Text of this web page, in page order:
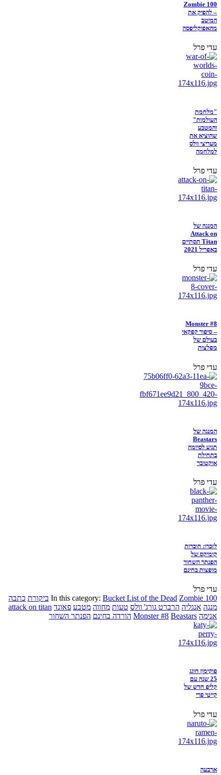
Zombie 100
– להפיק את
המיטב
מהאפוקליפסה
עדי פרל
"מלחמת
העולמות"
והמטבע
שהוציא את
מעריצי וולס
למלחמה
עדי פרל
המנגה של
Attack on
Titan תסתיים
באפריל 2021
עדי פרל
Monster #8
– סיפור קפקאי
בעולם של
מפלצות
עדי פרל
המנגה של
Beastars
תגיע לסיומה
בתחילת
אוקטובר
עדי פרל
לזכרו: חוברות
קומיקס של
הפנתר השחור
מופצות בחינם
עדי פרל
In this category: Bucket List of the Dead Zombie 100 ביקורת כתבה
מנגה אנגליה הרברט גורג' וולס טעות מחווה מטבע פאונד attack on titan
אנימה
Monster #8 Beastars הורדה בחינם הפנתר השחור
פוקימון חוגג
25 שנה עם
קליפ חדש של
קייטי פרי
עדי פרל
ארבעה